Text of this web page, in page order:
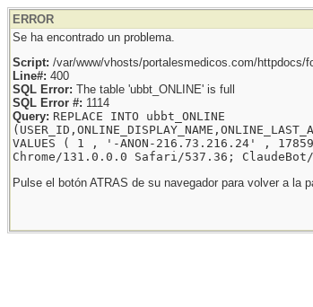
ERROR
Se ha encontrado un problema.
Script: /var/www/vhosts/portalesmedicos.com/httpdocs/
Line#: 400
SQL Error: The table 'ubbt_ONLINE' is full
SQL Error #: 1114
Query: REPLACE INTO ubbt_ONLINE
VALUES ( 1 , '-ANON-216.73.216.24' ,
Chrome/131.0.0.0 Safari/537.36;
Pulse el botón ATRAS de su navegador para volver a la